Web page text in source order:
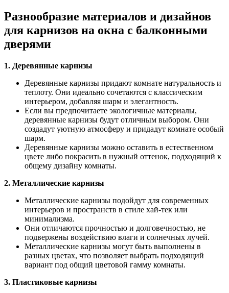
Разнообразие материалов и дизайнов
для карнизов на окна с балконными
дверями
1. Деревянные карнизы
Деревянные карнизы придают комнате натуральность и
теплоту. Они идеально сочетаются с классическим
интерьером, добавляя шарм и элегантность.
Если вы предпочитаете экологичные материалы,
деревянные карнизы будут отличным выбором. Они
создадут уютную атмосферу и придадут комнате особый
шарм.
Деревянные карнизы можно оставить в естественном
цвете либо покрасить в нужный оттенок, подходящий к
общему дизайну комнаты.
2. Металлические карнизы
Металлические карнизы подойдут для современных
интерьеров и пространств в стиле хай-тек или
минимализма.
Они отличаются прочностью и долговечностью, не
подвержены воздействию влаги и солнечных лучей.
Металлические карнизы могут быть выполнены в
разных цветах, что позволяет выбрать подходящий
вариант под общий цветовой гамму комнаты.
3. Пластиковые карнизы